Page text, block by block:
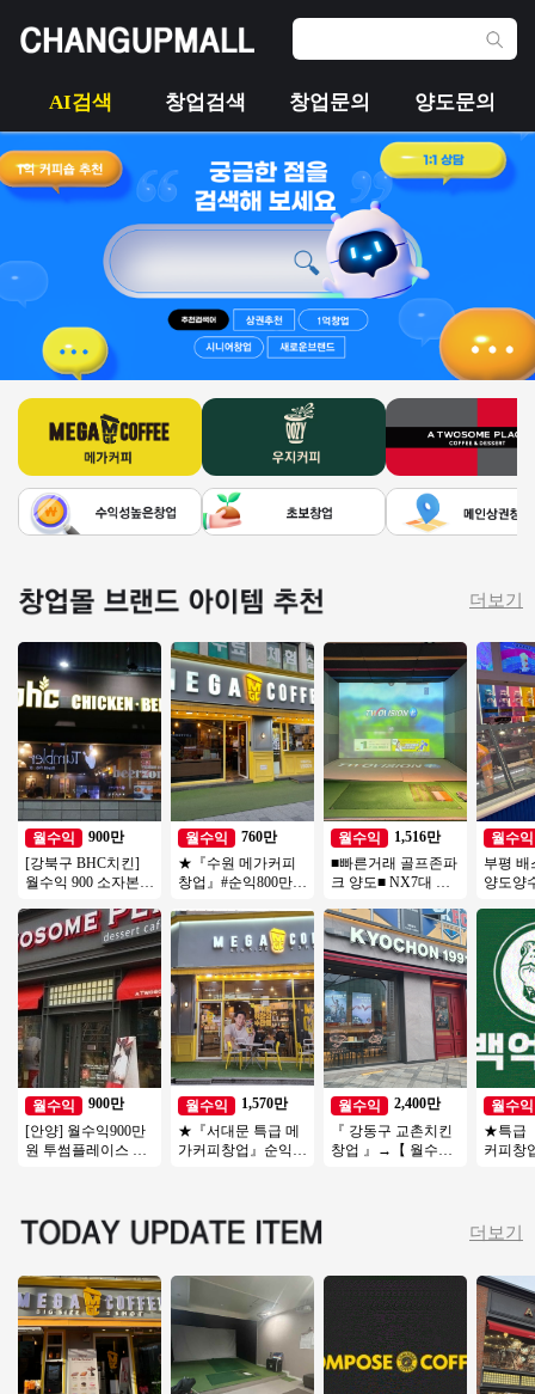
AI검색 창업검색 창업문의 양도문의
더보기
월수익
900만
[강북구 BHC치킨]
월수익 900 소자본/
말좋은 BHC매장!
월수익
900만
[안양] 월수익900만
원 투썸플레이스 오
월수익
760만
★『수원 메가커피
창업』#순익800만#
델링완#소자본창업#
여성창업★
월수익
1,570만
★『서대문 특급 메
가커피창업』순익
월수익
1,516만
■빠른거래 골프존파
크 양도■ NX7대 듀
골프존 #스크린골프
월수익
2,400만
『 강동구 교촌치킨
창업 』→【 월수익2
월수익
부평 배
양도양
즈 창업 절
투잡
월수익
★특급
커피창
더보기